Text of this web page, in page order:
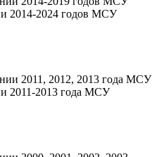
2014-2024 годов МСУ
2011-2013 года МСУ